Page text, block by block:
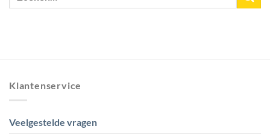
Klantenservice
Veelgestelde vragen